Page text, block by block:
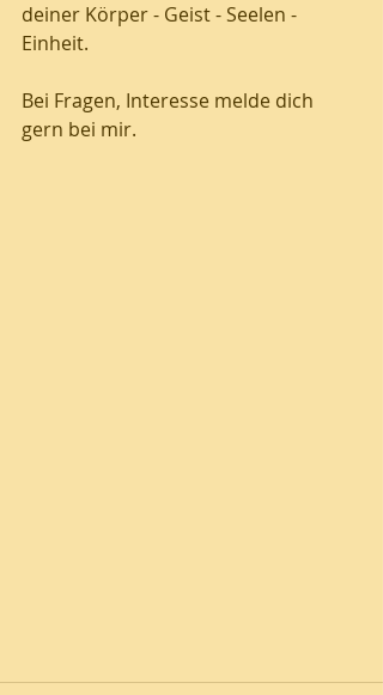
deiner Körper - Geist - Seelen -
Einheit.
Bei Fragen, Interesse melde dich
gern bei mir.